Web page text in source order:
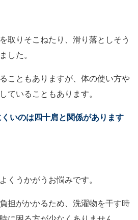
取りそこねたり、滑り落としそう
した。
こともありますが、体の使い方や
ていることもあります。
いのは四十肩と関係があります
くうかがうお悩みです。
担がかかるため、洗濯物を干す時